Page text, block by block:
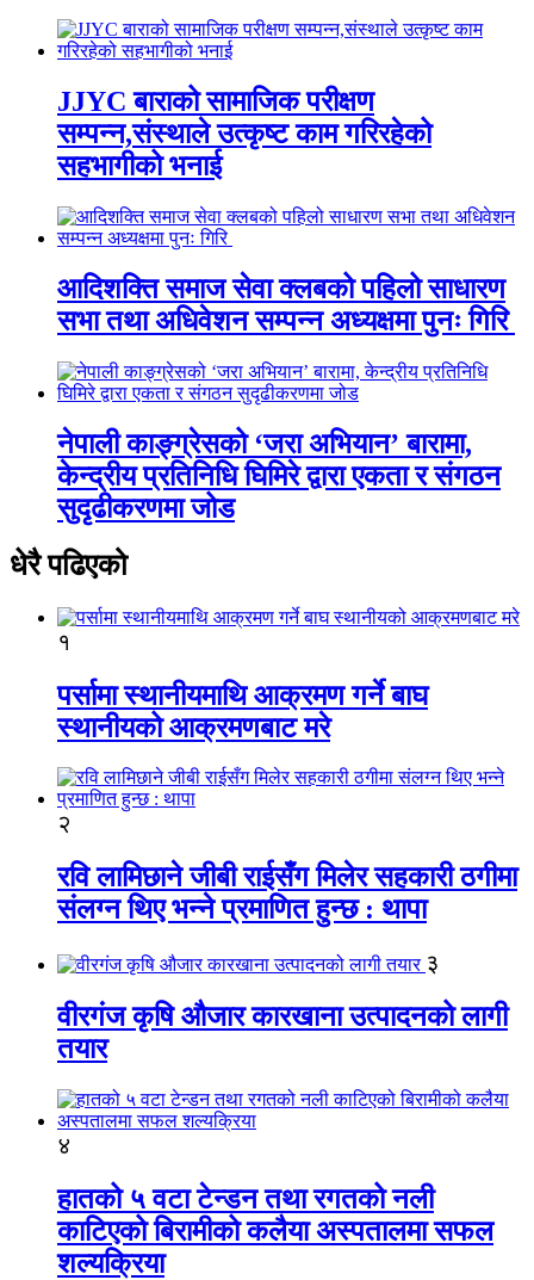
JJYC बाराको सामाजिक परीक्षण
सम्पन्न,संस्थाले उत्कृष्ट काम गरिरहेको
सहभागीको भनाई
आदिशक्ति समाज सेवा क्लबको पहिलो साधारण
सभा तथा अधिवेशन सम्पन्न अध्यक्षमा पुनः गिरि
नेपाली काङ्ग्रेसको ‘जरा अभियान’ बारामा,
केन्द्रीय प्रतिनिधि घिमिरे द्वारा एकता र संगठन
सुदृढीकरणमा जोड
धेरै पढिएको
१
पर्सामा स्थानीयमाथि आक्रमण गर्ने बाघ
स्थानीयको आक्रमणबाट मरे
२
रवि लामिछाने जीबी राईसँग मिलेर सहकारी ठगीमा
संलग्न थिए भन्ने प्रमाणित हुन्छ : थापा
३
वीरगंज कृषि औजार कारखाना उत्पादनको लागी
तयार
४
हातको ५ वटा टेन्डन तथा रगतको नली
काटिएको बिरामीको कलैया अस्पतालमा सफल
शल्यक्रिया